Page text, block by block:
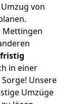
von
Mettingen
in einer
Unsere
Umzüge